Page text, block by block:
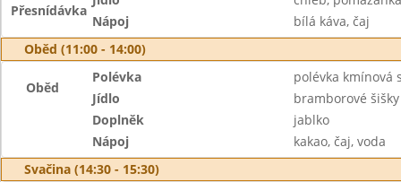
Přesnídávka
Nápoj
bílá káva, čaj
Oběd (11:00 - 14:00)
Oběd
Polévka
polévka kmínová
Jídlo
bramborové
Doplněk
jablko
Nápoj
kakao, čaj, voda
Svačina (14:30 - 15:30)